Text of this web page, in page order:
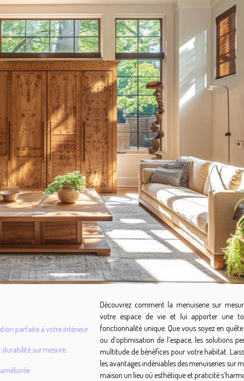
parfaite à votre intérieur
sur mesure
Découvrez comment la menuiserie sur
votre espace de vie et lui apporter une
fonctionnalité unique. Que vous soyez en
ou d’optimisation de l’espace, les solutions
multitude de bénéfices pour votre habitat.
les avantages indéniables des menuiseries sur
maison un lieu où esthétique et praticité